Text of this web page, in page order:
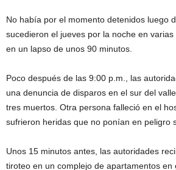
No había por el momento detenidos luego
sucedieron el jueves por la noche en
en un lapso de unos 90 minutos.
Poco después de las 9:00 p.m., las
una denuncia de disparos en el sur del
tres muertos. Otra persona falleció en el
sufrieron heridas que no ponían en peligro
Unos 15 minutos antes, las autoridades
tiroteo en un complejo de apartamentos en